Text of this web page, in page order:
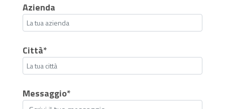
Azienda
Città*
Messaggio*